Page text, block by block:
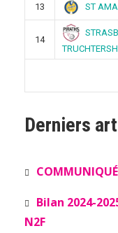
13 ST
14
Derniers
Bilan 2024-
N2F